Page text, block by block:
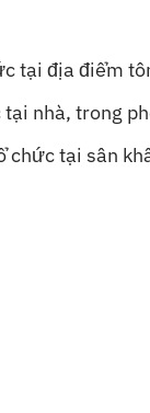
tại địa điểm
nhà, trong
chức tại sân